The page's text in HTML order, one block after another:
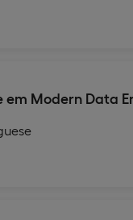
em Modern Data